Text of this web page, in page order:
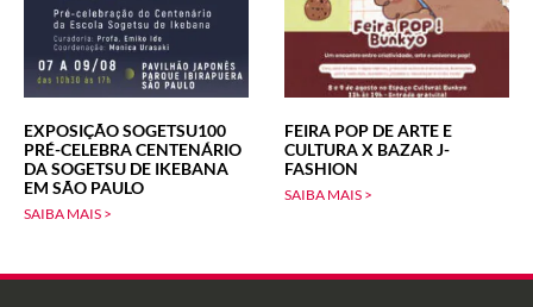
EXPOSIÇÃO SOGETSU100
PRÉ-CELEBRA CENTENÁRIO
DA SOGETSU DE IKEBANA
EM SÃO PAULO
SAIBA MAIS >
FEIRA POP DE ARTE E
CULTURA X BAZAR J-
FASHION
SAIBA MAIS >